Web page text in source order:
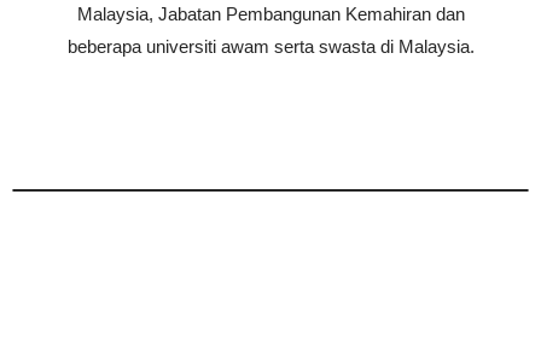
Malaysia, Jabatan Pembangunan Kemahiran dan
beberapa universiti awam serta swasta di Malaysia.